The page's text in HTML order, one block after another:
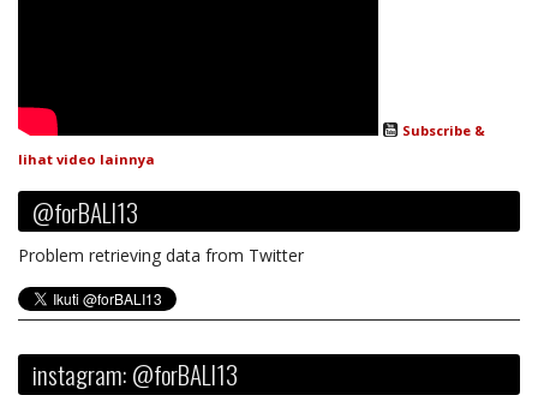
Subscribe &
lihat video lainnya
@forBALI13
Problem retrieving data from Twitter
instagram: @forBALI13